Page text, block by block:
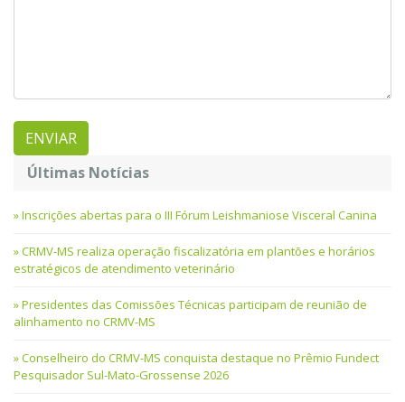
Últimas Notícias
Inscrições abertas para o III Fórum Leishmaniose Visceral Canina
CRMV-MS realiza operação fiscalizatória em plantões e horários
estratégicos de atendimento veterinário
Presidentes das Comissões Técnicas participam de reunião de
alinhamento no CRMV-MS
Conselheiro do CRMV-MS conquista destaque no Prêmio Fundect
Pesquisador Sul-Mato-Grossense 2026